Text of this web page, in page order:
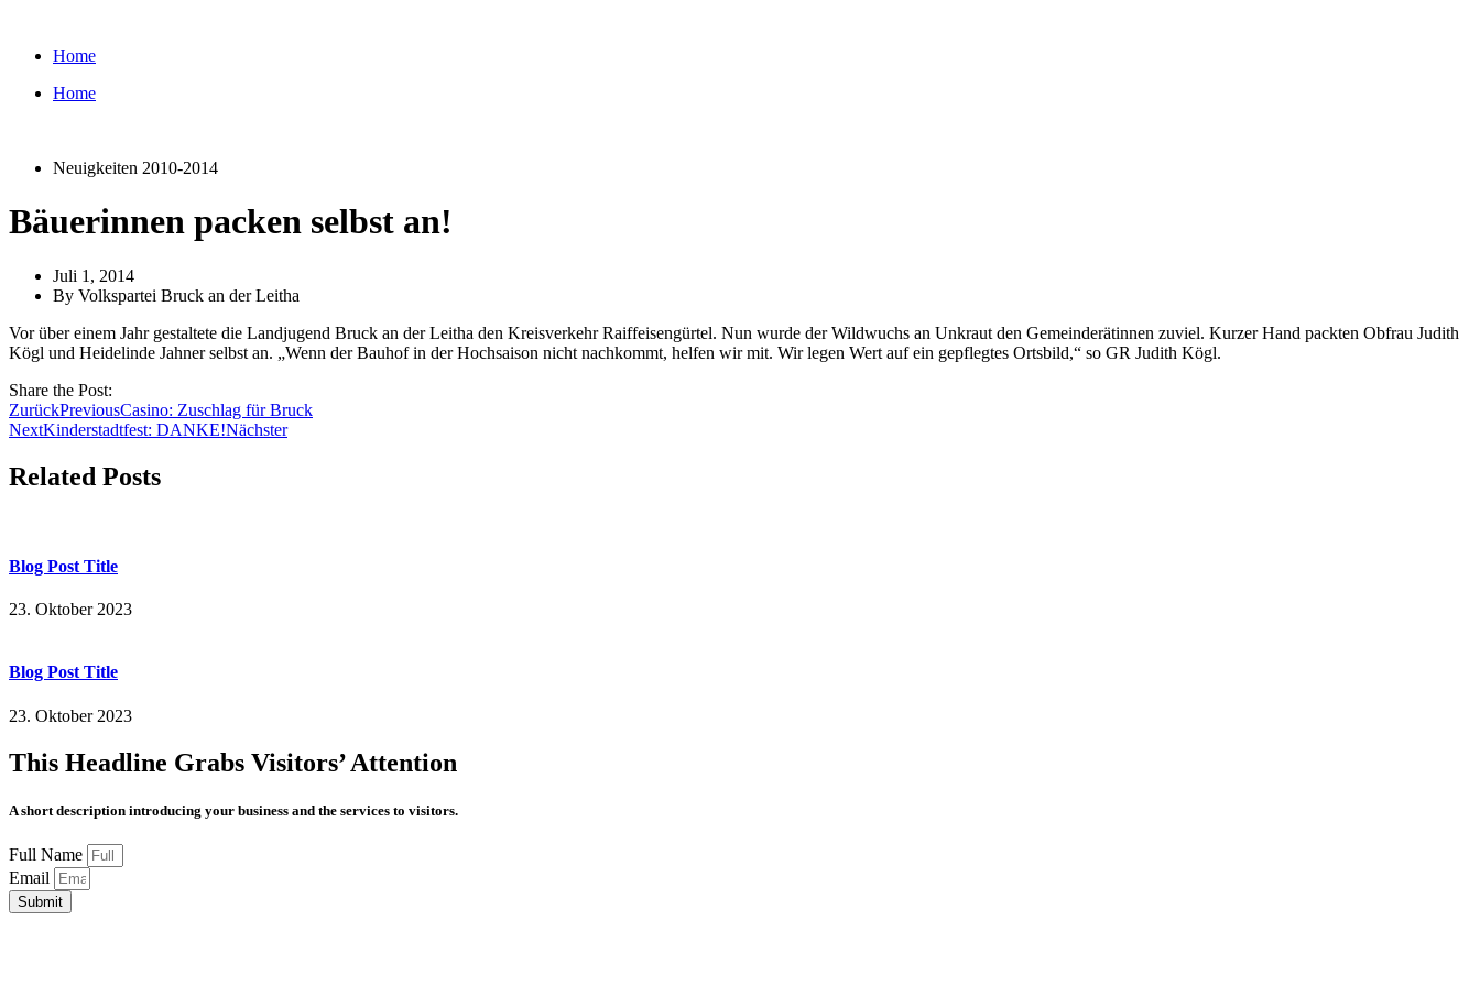
wechselnHome
Home
Neuigkeiten 2010-2014
Bäuerinnen packen selbst an!
Juli 1, 2014
By Volkspartei Bruck an der Leitha
Vor über einem Jahr gestaltete die Landjugend Bruck an der Leitha den Kreisverkehr Raiffeisengürtel. Nun wurde der Wildwuchs an Unkraut den Gemeinderätinnen zuviel. Kurzer Hand packten Obfrau Judith
Kögl und Heidelinde Jahner selbst an. „Wenn der Bauhof in der Hochsaison nicht nachkommt, helfen wir mit. Wir legen Wert auf ein gepflegtes Ortsbild,“ so GR Judith Kögl.
Share the Post:
ZurückPreviousCasino: Zuschlag für Bruck
NextKinderstadtfest: DANKE!Nächster
Related Posts
Blog Post Title
23. Oktober 2023
Blog Post Title
23. Oktober 2023
This Headline Grabs Visitors’ Attention
A short description introducing your business and the services to visitors.
Full Name
Email
Submit